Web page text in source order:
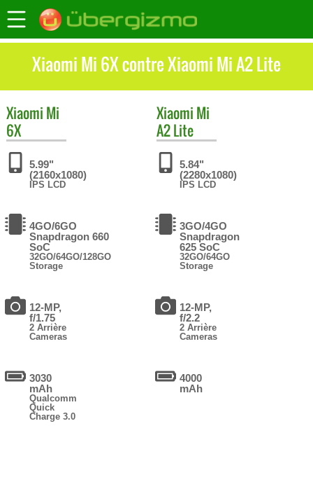
Xiaomi Mi 6X contre Xiaomi Mi A2 Lite
Xiaomi Mi
6X
5.99"
(2160x1080)
IPS LCD
4GO/6GO
Snapdragon 660
SoC
32GO/64GO/128GO
Storage
12-MP,
f/1.75
2 Arrière
Cameras
3030
mAh
Qualcomm
Quick
Charge 3.0
Xiaomi Mi
A2 Lite
5.84"
(2280x1080)
IPS LCD
3GO/4GO
Snapdragon
625 SoC
32GO/64GO
Storage
12-MP,
f/2.2
2 Arrière
Cameras
4000
mAh